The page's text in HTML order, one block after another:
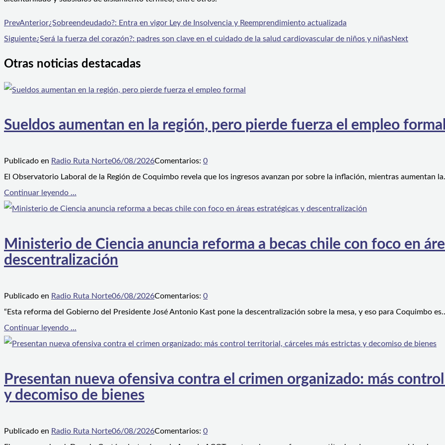
PrevAnterior¿Sobreendeudado?: Entra en vigor Ley de Insolvencia y Reemprendimiento actualizada
Siguiente¿Será la fuerza del corazón?: padres son clave en el cuidado de la salud cardiovascular de niños y niñasNext
Otras noticias destacadas
Sueldos aumentan en la región, pero pierde fuerza el empleo
Publicado en Radio Ruta Norte06/08/2026Comentarios: 0
El Observatorio Laboral de la Región de Coquimbo revela que los ingresos avanzan por sobre la inflación, mientras aumentan
Continuar leyendo ...
Ministerio de Ciencia anuncia reforma a becas chile con foco en
descentralización
Publicado en Radio Ruta Norte06/08/2026Comentarios: 0
“Esta reforma del Gobierno del Presidente José Antonio Kast pone la descentralización sobre la mesa, y eso para Coquimbo
Continuar leyendo ...
Presentan nueva ofensiva contra el crimen organizado: más
y decomiso de bienes
Publicado en Radio Ruta Norte06/08/2026Comentarios: 0